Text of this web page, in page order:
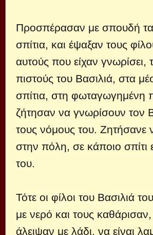
Προσπέρασαν με σπουδή
σπίτια, και έψαξαν τους
αυτούς που είχαν γνωρίσει,
πιστούς του Βασιλιά, στα
σπίτια, στη φωταγωγημένη
ζήτησαν να γνωρίσουν τον
τους νόμους του. Ζητήσανε
στην πόλη, σε κάποιο σπίτι
του.
Τότε οι φίλοι του Βασιλιά
με νερό και τους καθάρισαν,
άλειψαν με λάδι, να είναι